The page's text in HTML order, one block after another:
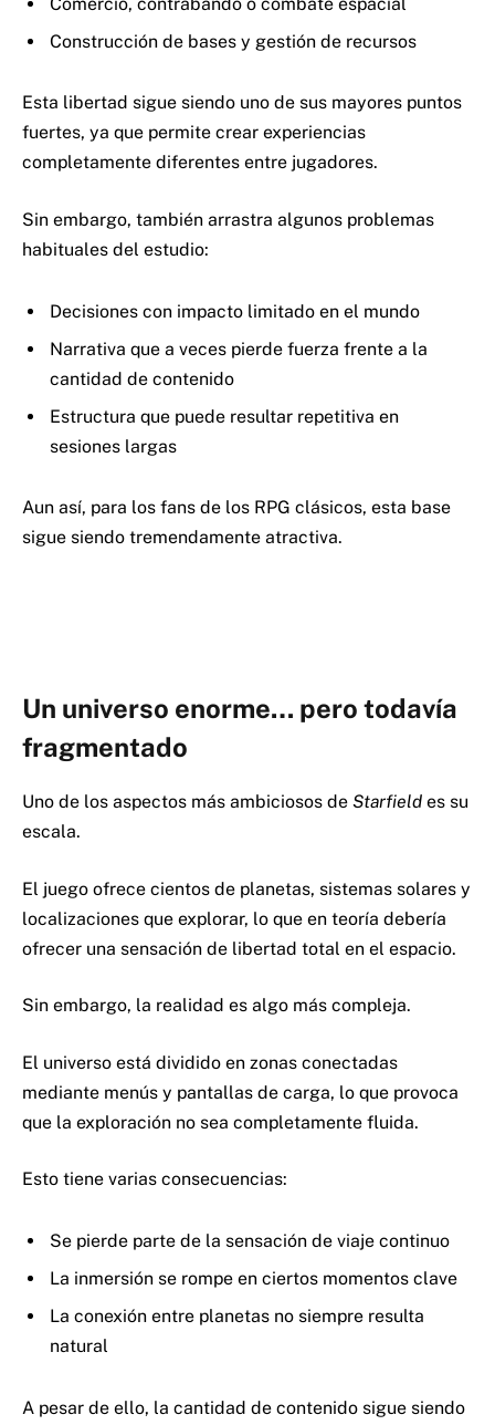
Construcción de bases y gestión de recursos
Esta libertad sigue siendo uno de sus mayores puntos
fuertes, ya que permite crear experiencias
completamente diferentes entre jugadores.
Sin embargo, también arrastra algunos problemas
habituales del estudio:
Decisiones con impacto limitado en el mundo
Narrativa que a veces pierde fuerza frente a la
cantidad de contenido
Estructura que puede resultar repetitiva en
sesiones largas
Aun así, para los fans de los RPG clásicos, esta base
sigue siendo tremendamente atractiva.
Un universo enorme… pero todavía
fragmentado
Uno de los aspectos más ambiciosos de Starfield es su
escala.
El juego ofrece cientos de planetas, sistemas solares y
localizaciones que explorar, lo que en teoría debería
ofrecer una sensación de libertad total en el espacio.
Sin embargo, la realidad es algo más compleja.
El universo está dividido en zonas conectadas
mediante menús y pantallas de carga, lo que provoca
que la exploración no sea completamente fluida.
Esto tiene varias consecuencias:
Se pierde parte de la sensación de viaje continuo
La inmersión se rompe en ciertos momentos clave
La conexión entre planetas no siempre resulta
natural
A pesar de ello, la cantidad de contenido sigue siendo